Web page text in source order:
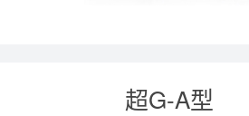
超G-A型